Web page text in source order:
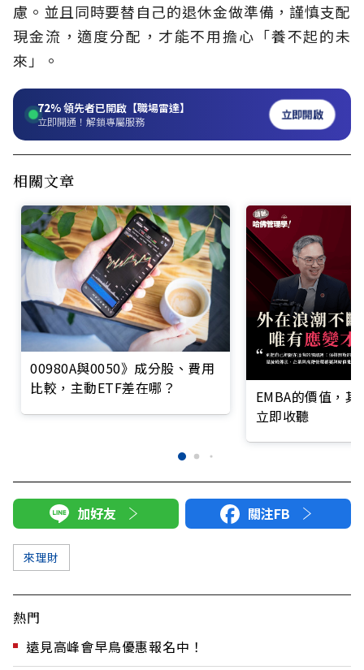
慮。並且同時要替自己的退休金做準備，謹慎支配
現金流，適度分配，才能不用擔心「養不起的未
來」。
72%領先者已開啟【職場雷達】
立即開通！解鎖專屬服務 立即開啟
相關文章
00980A與0050》成分股、費用
比較，主動ETF差在哪？
EMBA的價值，
立即收聽
加好友 關注FB
來理財
熱門
遠見高峰會早鳥優惠報名中！